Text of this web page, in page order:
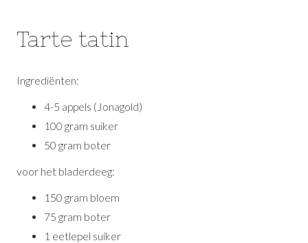
Tarte tatin
Ingrediënten:
4-5 appels (Jonagold)
100 gram suiker
50 gram boter
voor het bladerdeeg:
150 gram bloem
75 gram boter
1 eetlepel suiker